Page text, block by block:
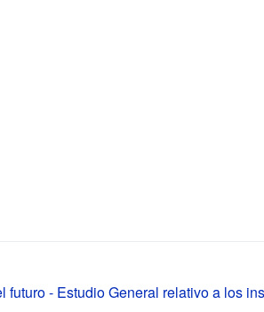
- Estudio General relativo a los